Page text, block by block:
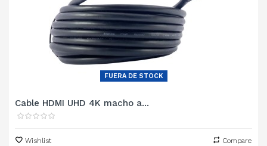
FUERA DE STOCK
Cable HDMI UHD 4K macho a...
Wishlist Compare